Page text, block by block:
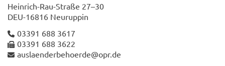
Heinrich-​​Rau-​Straße 27–30
DEU-​16816 Neu­rup­pin
03391 688 3617
03391 688 3622
aus­la­en­der­be­ho­er­de@opr.de